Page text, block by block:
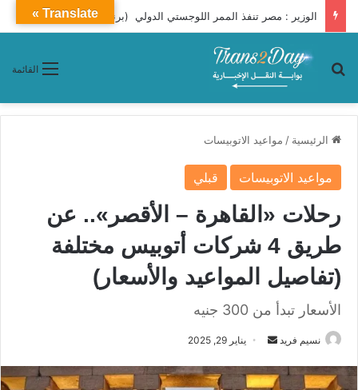
الوزير : مصر تنفذ الممر اللوجستي الدولي (برنيس – أسوان – توشكى – شرق العوينات – الكفرة – إنجامينا)
القائمة بحث عن
الرئيسية / مواعيد الاتوبيسات
مواعيد الاتوبيسات قبلي
رحلات «القاهرة – الأقصر».. عن
طريق 4 شركات أتوبيس مختلفة
(تفاصيل المواعيد والأسعار)
الأسعار تبدأ من 300 جنيه
نسيم فريد
س
يناير 29, 2025
Translate »